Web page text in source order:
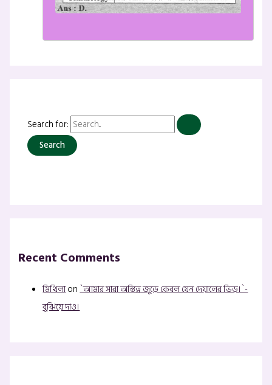
Search for:
Recent Comments
মিথিলাon`আমার সারা অস্তিত্ব জুড়ে কেবল যেন দেয়ালের ভিড়।`-
বুঝিয়ে দাও।